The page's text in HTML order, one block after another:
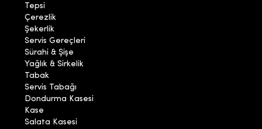
Tepsi
Çerezlik
Şekerlik
Servis Gereçleri
Sürahi & Şişe
Yağlık & Sirkelik
Tabak
Servis Tabağı
Dondurma Kasesi
Kase
Salata Kasesi